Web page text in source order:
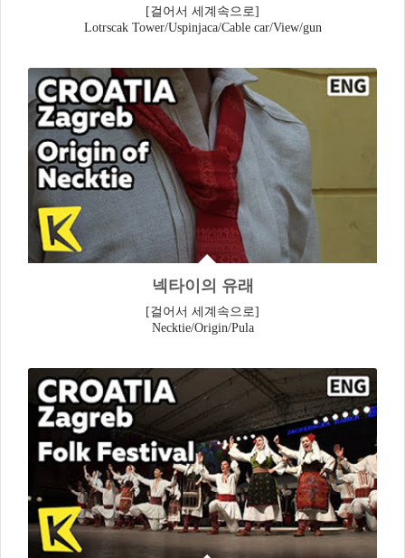
[걸어서 세계속으로]
Lotrscak Tower/Uspinjaca/Cable car/View/gun
넥타이의 유래
[걸어서 세계속으로]
Necktie/Origin/Pula